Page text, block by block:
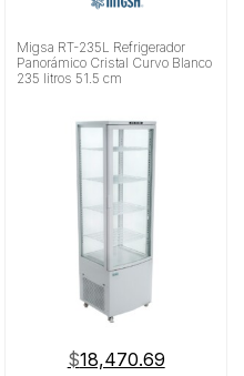
Migsa RT-235L Refrigerador
Panorámico Cristal Curvo Blanco
235 litros 51.5 cm
$18,470.69